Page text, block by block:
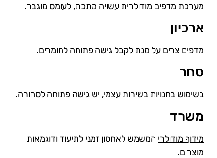
מערכת מדפים מודולרית עשויה מתכת, לעומס מוגבר.
ארכיון
מדפים צרים על מנת לקבל גישה פתוחה לחומרים.
סחר
בשימוש בחנויות בשירות עצמי, יש גישה פתוחה לסחורה.
משרד
מידוף מודולרי המשמש לאחסון זמני לתיעוד ודוגמאות
מוצרים.